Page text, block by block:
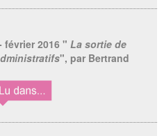
février 2016 " La sortie de
", par Bertrand